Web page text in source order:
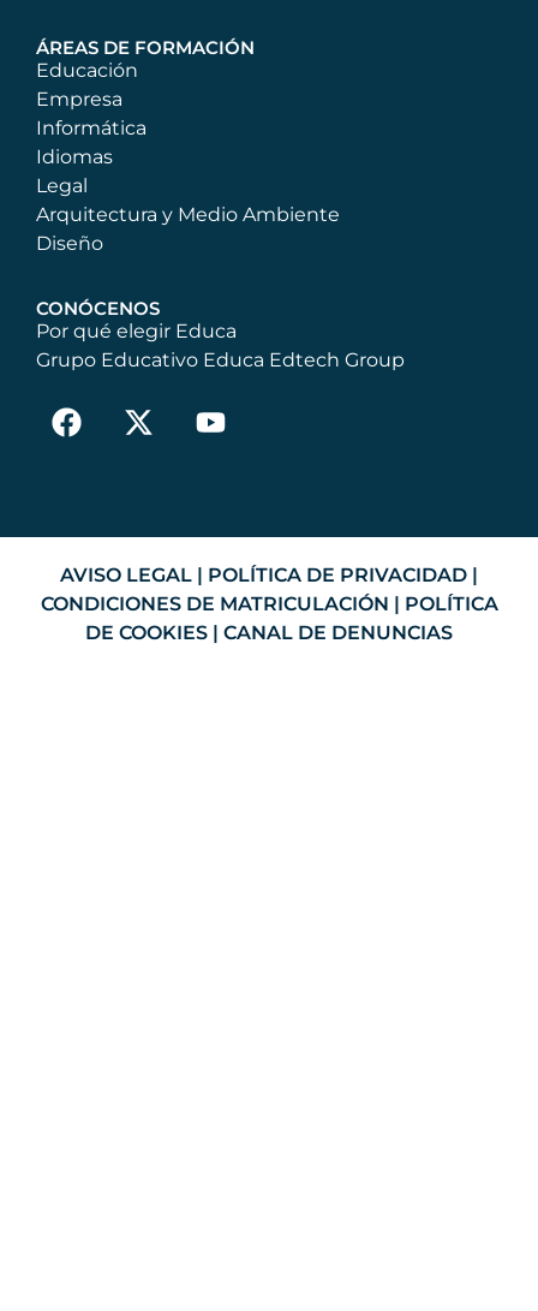
ÁREAS DE FORMACIÓN
Educación
Empresa
Informática
Idiomas
Legal
Arquitectura y Medio Ambiente
Diseño
CONÓCENOS
Por qué elegir Educa
Grupo Educativo Educa Edtech Group
AVISO LEGAL | POLÍTICA DE PRIVACIDAD |
CONDICIONES DE MATRICULACIÓN | POLÍTICA
DE COOKIES | CANAL DE DENUNCIAS